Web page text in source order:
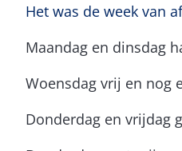
Het was de week van
Maandag en dinsdag
Woensdag vrij en nog
Donderdag en vrijdag